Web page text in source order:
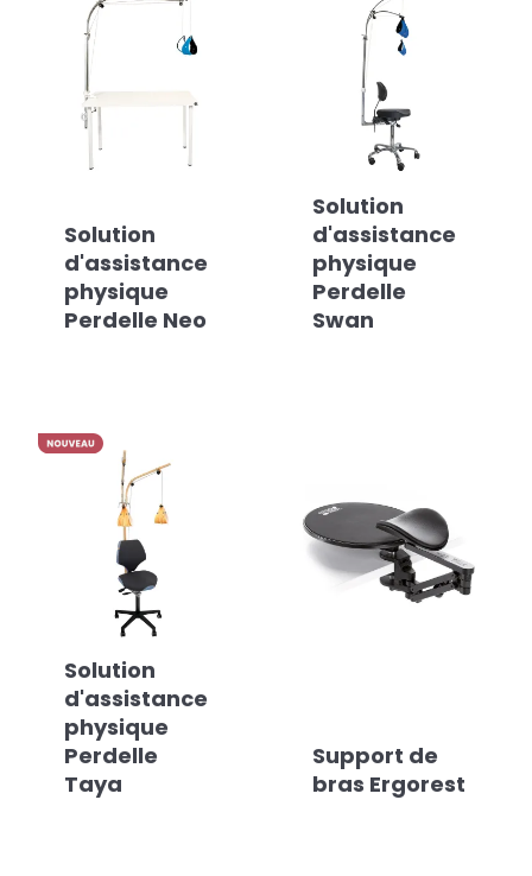
Solution
d'assistance
physique
Perdelle Neo
Solution
d'assistance
physique
Perdelle
Swan
Solution
d'assistance
physique
Perdelle
Taya
Support de
bras Ergorest